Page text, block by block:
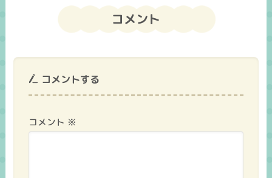
コメント
コメントする
コメント ※